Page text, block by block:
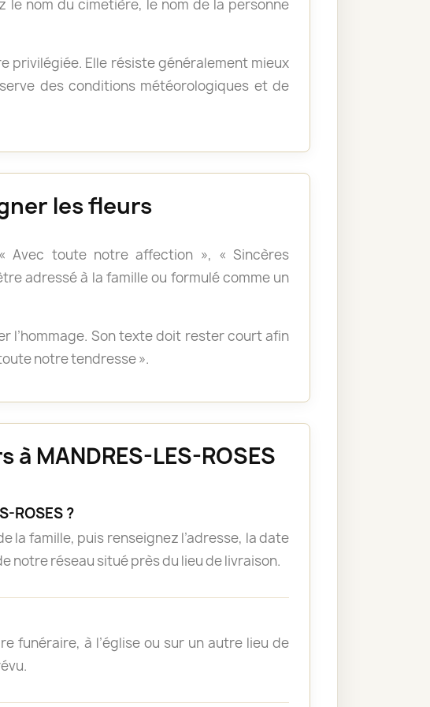
nom du cimetière, le nom de la personne
privilégiée. Elle résiste généralement mieux
des conditions météorologiques et de
les fleurs
Avec toute notre affection », « Sincères
adressé à la famille ou formulé comme un
l’hommage. Son texte doit rester court afin
notre tendresse ».
MANDRES-LES-ROSES
ROSES ?
la famille, puis renseignez l’adresse, la date
notre réseau situé près du lieu de livraison.
funéraire, à l’église ou sur un autre lieu de